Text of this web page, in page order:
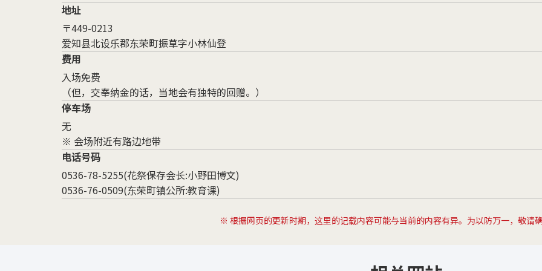
地址
〒449-0213
爱知县北设乐郡东荣町振草字小林仙登
费用
入场免费
（但，交奉纳金的话，当地会有独特的回赠。）
停车场
无
※ 会场附近有路边地带
电话号码
0536-78-5255(花祭保存会长:小野田博文)
0536-76-0509(东荣町镇公所:教育课)
※ 根据网页的更新时期，这里的记载内容可能与当前的内容有异。为以防万一，敬请确